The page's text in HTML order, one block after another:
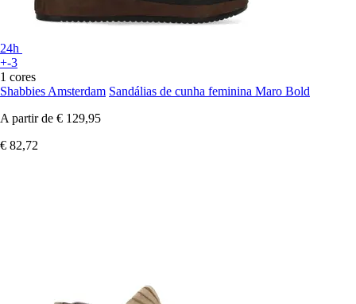
24h
+-3
1 cores
Shabbies Amsterdam Sandálias de cunha feminina Maro Bold
A partir de € 129,95
€ 82,72